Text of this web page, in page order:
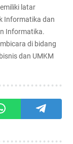
latar
Informatika dan
Informatika.
di bidang
dan UMKM